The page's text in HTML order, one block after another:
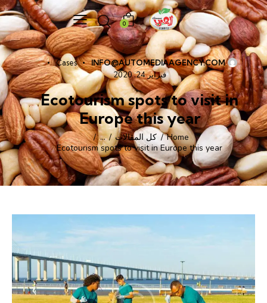
0
INFO@AUTOMEDIAAGENCY.COM
Cases
فبراير 24, 2020
Ecotourism spots to visit in
Europe this year
Home كل المقالات
...
Ecotourism spots to visit in Europe this year